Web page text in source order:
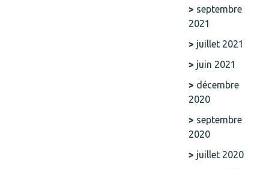
septembre
2021
juillet 2021
juin 2021
décembre
2020
septembre
2020
juillet 2020